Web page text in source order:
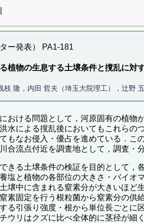
ー発表） PA1-181
植物の生息する土壌条件と撹乱に対
枝 隆，内田 哲夫（埼玉大院理工），辻野
おける問題として，河原固有の植物
水による撹乱後においてもこれらの
もなお侵入・優占を進めている．こ
合流点付近を調査地として，調査・
きる土壌条件の検証を目的として，
塩と植物の各部位の大きさ・バイオ
壌中に含まれる窒素分が大きいほど
素固定を行う根粒菌から窒素分の
る引張り強度・根から単位長ごとに
ウリはクズに比べ全体的に茎径が細